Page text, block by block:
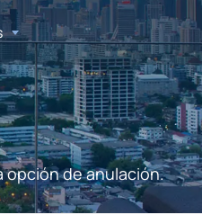
opción de anulación.